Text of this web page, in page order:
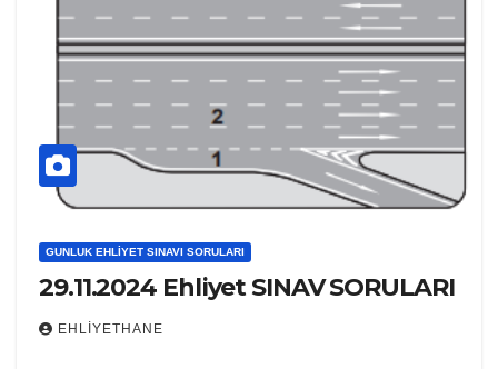
GUNLUK EHLIYET SINAVI SORULARI
29.11.2024 Ehliyet SINAV SORULARI
EHLIYETHANE